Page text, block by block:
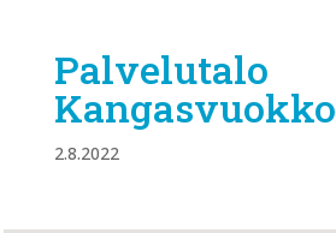
Palvelutalo
Kangasvuokko
2.8.2022